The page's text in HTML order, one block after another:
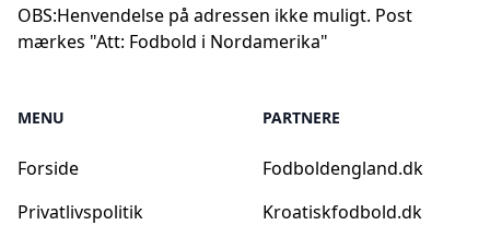
OBS:Henvendelse på adressen ikke muligt. Post
mærkes "Att: Fodbold i Nordamerika"
MENU
Forside
Privatlivspolitik
PARTNERE
Fodboldengland.dk
Kroatiskfodbold.dk